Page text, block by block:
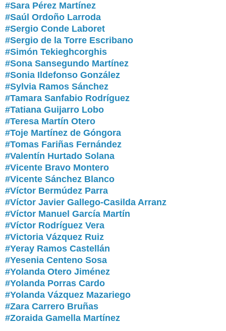
#Sara Pérez Martínez
#Saúl Ordoño Larroda
#Sergio Conde Laboret
#Sergio de la Torre Escribano
#Simón Tekieghcorghis
#Sona Sansegundo Martínez
#Sonia Ildefonso González
#Sylvia Ramos Sánchez
#Tamara Sanfabio Rodríguez
#Tatiana Guijarro Lobo
#Teresa Martín Otero
#Toje Martínez de Góngora
#Tomas Fariñas Fernández
#Valentín Hurtado Solana
#Vicente Bravo Montero
#Vicente Sánchez Blanco
#Víctor Bermúdez Parra
#Víctor Javier Gallego-Casilda Arranz
#Víctor Manuel García Martín
#Víctor Rodríguez Vera
#Victoria Vázquez Ruiz
#Yeray Ramos Castellán
#Yesenia Centeno Sosa
#Yolanda Otero Jiménez
#Yolanda Porras Cardo
#Yolanda Vázquez Mazariego
#Zara Carrero Bruñas
#Zoraida Gamella Martínez